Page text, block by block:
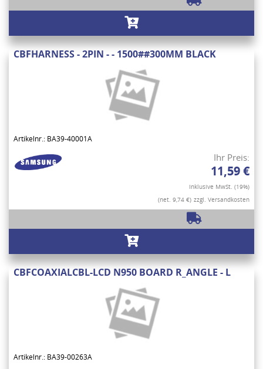
CBFHARNESS - 2PIN - - 1500##300MM BLACK
Artikelnr.: BA39-40001A
Ihr Preis:
11,59 €
Inklusive MwSt. (19%)
(net. 9,74 €) zzgl. Versandkosten
CBFCOAXIALCBL-LCD N950 BOARD R_ANGLE - L
Artikelnr.: BA39-00263A